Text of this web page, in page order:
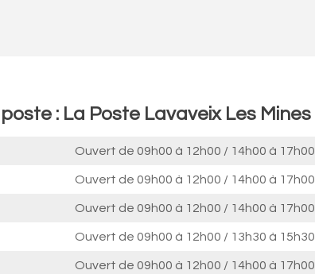
: La Poste Lavaveix Les Mines
Ouvert de 09h00 à 12h00 / 14h00 à 17h00
Ouvert de 09h00 à 12h00 / 14h00 à 17h00
Ouvert de 09h00 à 12h00 / 14h00 à 17h00
Ouvert de 09h00 à 12h00 / 13h30 à 15h30
Ouvert de 09h00 à 12h00 / 14h00 à 17h00